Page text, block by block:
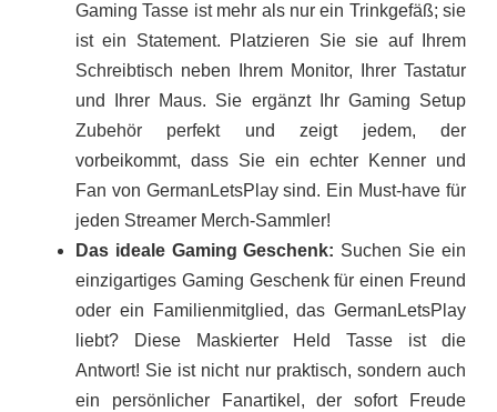
Gaming Tasse ist mehr als nur ein Trinkgefäß; sie
ist ein Statement. Platzieren Sie sie auf Ihrem
Schreibtisch neben Ihrem Monitor, Ihrer Tastatur
und Ihrer Maus. Sie ergänzt Ihr Gaming Setup
Zubehör perfekt und zeigt jedem, der
vorbeikommt, dass Sie ein echter Kenner und
Fan von GermanLetsPlay sind. Ein Must-have für
jeden Streamer Merch-Sammler!
Das ideale Gaming Geschenk: Suchen Sie ein
einzigartiges Gaming Geschenk für einen Freund
oder ein Familienmitglied, das GermanLetsPlay
liebt? Diese Maskierter Held Tasse ist die
Antwort! Sie ist nicht nur praktisch, sondern auch
ein persönlicher Fanartikel, der sofort Freude